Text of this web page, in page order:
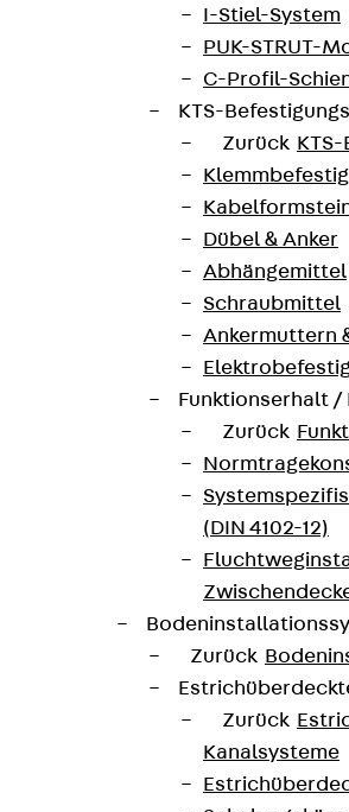
I-Stiel-System
PUK-STRUT-
C-Profil-
KTS-
Zurück
Dübel & Anker
Abhängemittel
Schraubmittel
Ankermuttern
Funktionserhalt
Zurück
(DIN 4102-12)
Zurück
Zurück
Kanalsysteme
bis Zukunft.